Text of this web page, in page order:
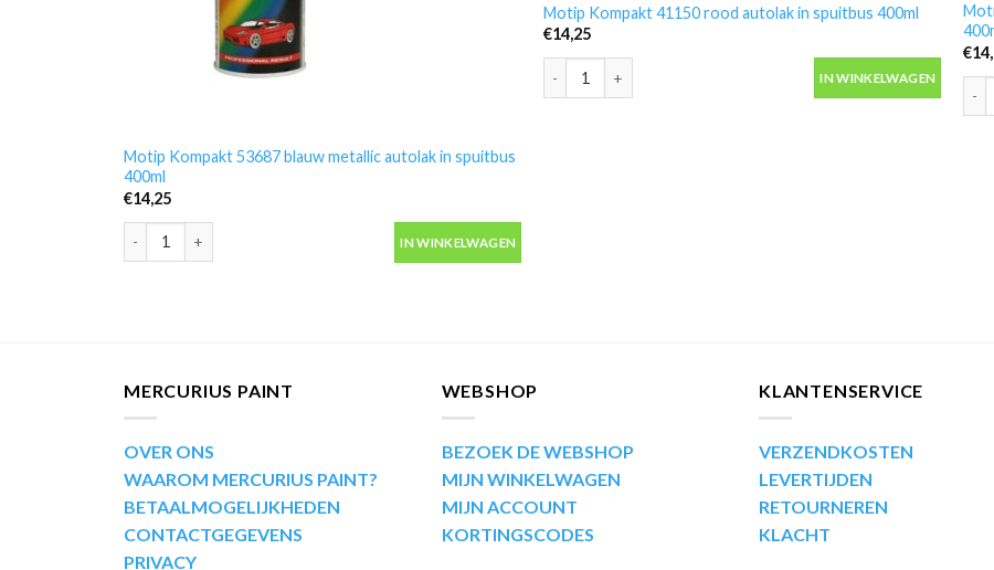
Motip Kompakt 53687 blauw metallic autolak in spuitbus
400ml
€14,25
Motip Kompakt 53687 blauw metallic autolak in spuitbus 400ml aantal
IN WINKELWAGEN
Motip Kompakt 41150 rood autolak in spuitbus 400ml
€14,25
Motip Kompakt 41150 rood autolak in spuitbus 400ml aantal
IN WINKELWAGEN
€
MERCURIUS PAINT
OVER ONS
WAAROM MERCURIUS PAINT?
BETAALMOGELIJKHEDEN
CONTACTGEGEVENS
PRIVACY
WEBSHOP
BEZOEK DE WEBSHOP
MIJN WINKELWAGEN
MIJN ACCOUNT
KORTINGSCODES
KLANTENSERVICE
VERZENDKOSTEN
LEVERTIJDEN
RETOURNEREN
KLACHT